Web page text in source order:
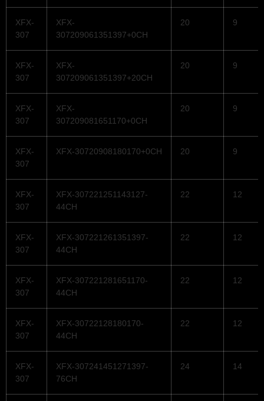
XFX-
307
XFX-
307209061351397+0CH
20 9
XFX-
307
XFX-
307209061351397+20CH
20 9
XFX-
307
XFX-
307209081651170+0CH
20 9
XFX-
307
XFX-30720908180170+0CH 20 9
XFX-
307
XFX-307221251143127-
44CH
22 12
XFX-
307
XFX-307221261351397-
44CH
22 12
XFX-
307
XFX-307221281651170-
44CH
22 12
XFX-
307
XFX-30722128180170-
44CH
22 12
XFX-
307
XFX-307241451271397-
76CH
24 14